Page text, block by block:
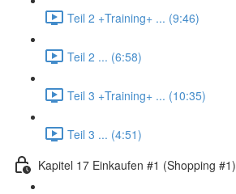
Teil 2 +Training+ ... (9:46)
Teil 2 ... (6:58)
Teil 3 +Training+ ... (10:35)
Teil 3 ... (4:51)
Kapitel 17 Einkaufen #1 (Shopping #1)